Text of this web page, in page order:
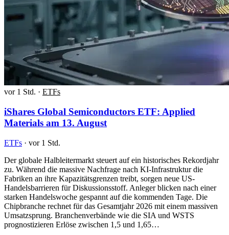
vor 1 Std. · ETFs
iShares Global Semiconductors ETF: Applied
Materials am 13. August
ETFs · vor 1 Std.
Der globale Halbleitermarkt steuert auf ein historisches Rekordjahr
zu. Während die massive Nachfrage nach KI-Infrastruktur die
Fabriken an ihre Kapazitätsgrenzen treibt, sorgen neue US-
Handelsbarrieren für Diskussionsstoff. Anleger blicken nach einer
starken Handelswoche gespannt auf die kommenden Tage. Die
Chipbranche rechnet für das Gesamtjahr 2026 mit einem massiven
Umsatzsprung. Branchenverbände wie die SIA und WSTS
prognostizieren Erlöse zwischen 1,5 und 1,65…